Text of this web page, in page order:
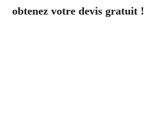
obtenez votre devis gratuit !